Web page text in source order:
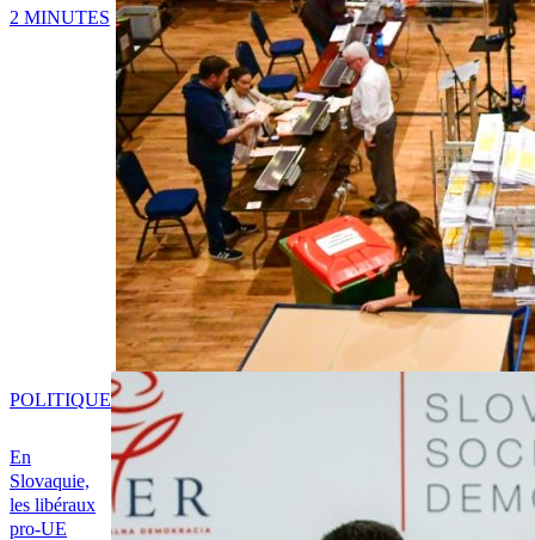
2 MINUTES
En
Slovaquie,
les libéraux
pro-UE
POLITIQUE